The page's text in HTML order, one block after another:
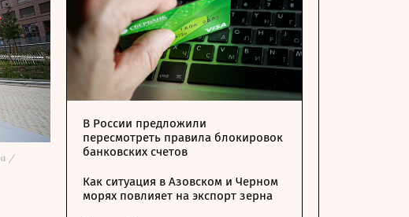
/
В России предложили
пересмотреть правила блокировок
банковских счетов
Как ситуация в Азовском и Черном
морях повлияет на экспорт зерна